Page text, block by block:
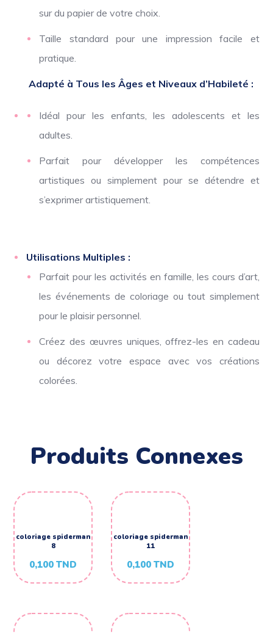
sur du papier de votre choix.
Taille standard pour une impression facile et
pratique.
Adapté à Tous les Âges et Niveaux d’Habileté :
Idéal pour les enfants, les adolescents et les
adultes.
Parfait pour développer les compétences
artistiques ou simplement pour se détendre et
s’exprimer artistiquement.
Utilisations Multiples :
Parfait pour les activités en famille, les cours d’art,
les événements de coloriage ou tout simplement
pour le plaisir personnel.
Créez des œuvres uniques, offrez-les en cadeau
ou décorez votre espace avec vos créations
colorées.
Produits Connexes
coloriage spiderman
8
0,100TND
coloriage spiderman
11
0,100TND